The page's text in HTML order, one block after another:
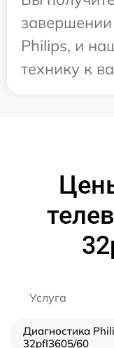
Philips, и
технику к
Услуга
Диагностика
32pfl3605/60